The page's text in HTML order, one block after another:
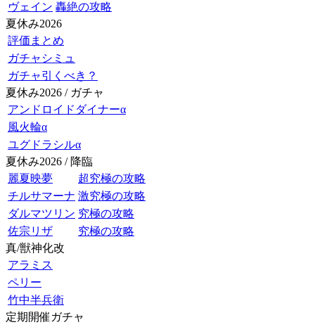
ヴェイン 轟絶の攻略
夏休み2026
評価まとめ
ガチャシミュ
ガチャ引くべき？
夏休み2026 / ガチャ
アンドロイドダイナーα
風火輪α
ユグドラシルα
夏休み2026 / 降臨
麗夏映夢
超究極の攻略
チルサマーナ 激究極の攻略
ダルマツリン 究極の攻略
佐宗リザ
究極の攻略
真/獣神化改
アラミス
ペリー
竹中半兵衛
定期開催ガチャ